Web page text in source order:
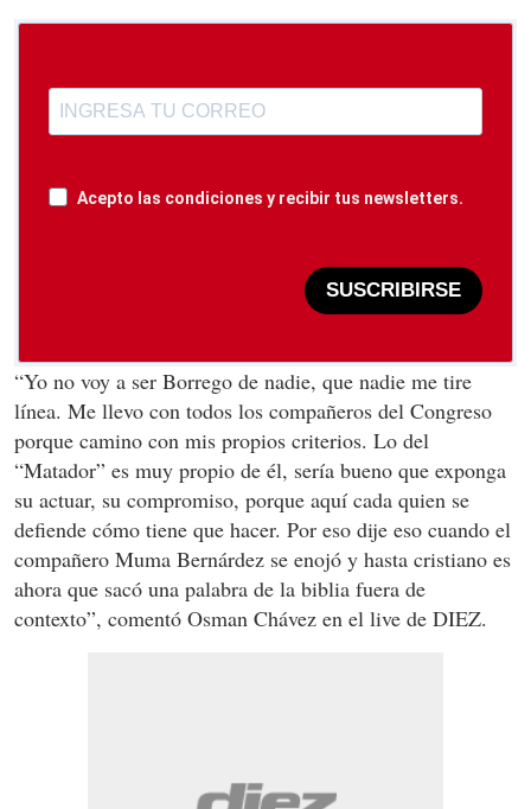
Acepto las condiciones y recibir tus newsletters.
SUSCRIBIRSE
“Yo no voy a ser Borrego de nadie, que nadie me tire
línea. Me llevo con todos los compañeros del Congreso
porque camino con mis propios criterios. Lo del
“Matador” es muy propio de él, sería bueno que exponga
su actuar, su compromiso, porque aquí cada quien se
defiende cómo tiene que hacer. Por eso dije eso cuando el
compañero Muma Bernárdez se enojó y hasta cristiano es
ahora que sacó una palabra de la biblia fuera de
contexto”, comentó Osman Chávez en el live de DIEZ.